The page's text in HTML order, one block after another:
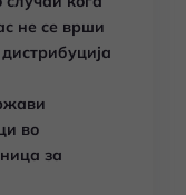
не се врши
во
за